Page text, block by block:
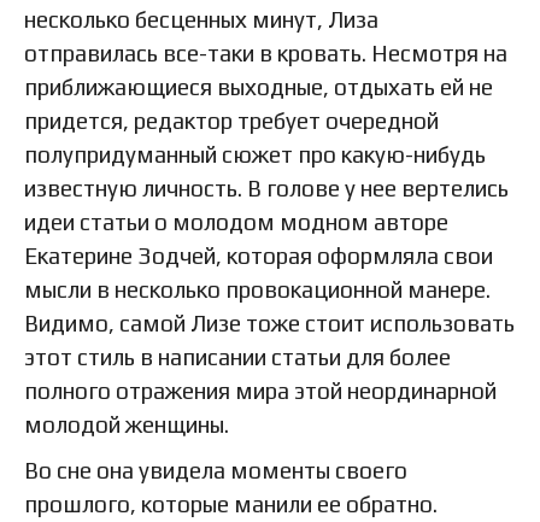
несколько бесценных минут, Лиза
отправилась все-таки в кровать. Несмотря на
приближающиеся выходные, отдыхать ей не
придется, редактор требует очередной
полупридуманный сюжет про какую-нибудь
известную личность. В голове у нее вертелись
идеи статьи о молодом модном авторе
Екатерине Зодчей, которая оформляла свои
мысли в несколько провокационной манере.
Видимо, самой Лизе тоже стоит использовать
этот стиль в написании статьи для более
полного отражения мира этой неординарной
молодой женщины.
Во сне она увидела моменты своего
прошлого, которые манили ее обратно.